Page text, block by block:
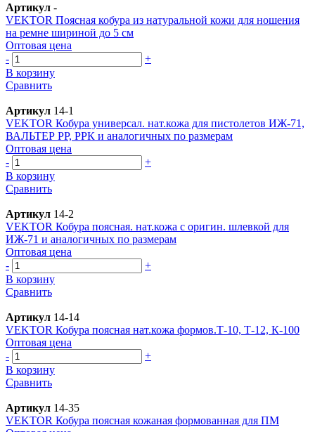
Артикул -
VEKTOR Поясная кобура из натуральной кожи для ношения
на ремне шириной до 5 см
Оптовая цена
-
+
В корзину
Сравнить
Артикул 14-1
VEKTOR Кобура универсал. нат.кожа для пистолетов ИЖ-71,
ВАЛЬТЕР РР, РРК и аналогичных по размерам
Оптовая цена
-
+
В корзину
Сравнить
Артикул 14-2
VEKTOR Кобура поясная. нат.кожа с оригин. шлевкой для
ИЖ-71 и аналогичных по размерам
Оптовая цена
-
+
В корзину
Сравнить
Артикул 14-14
VEKTOR Кобура поясная нат.кожа формов.Т-10, Т-12, К-100
Оптовая цена
-
+
В корзину
Сравнить
Артикул 14-35
VEKTOR Кобура поясная кожаная формованная для ПМ